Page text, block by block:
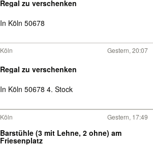
Regal zu verschenken
In Köln 50678
Köln Gestern, 20:07
Regal zu verschenken
In Köln 50678 4. Stock
Köln Gestern, 17:49
Barstühle (3 mit Lehne, 2 ohne) am
Friesenplatz